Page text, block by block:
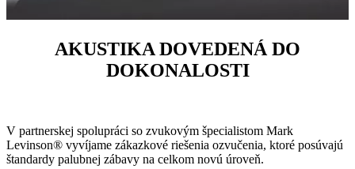
AKUSTIKA DOVEDENÁ DO
DOKONALOSTI
V partnerskej spolupráci so zvukovým špecialistom Mark
Levinson® vyvíjame zákazkové riešenia ozvučenia, ktoré posúvajú
štandardy palubnej zábavy na celkom novú úroveň.